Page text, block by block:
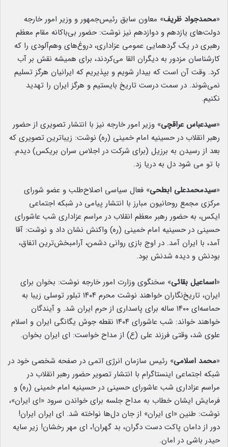
«محمدجواد ظریف» معاون سابق رئیس‌جمهور و وزیر امور خارجه
دولت‌های یازدهم و دوازدهم نیز نوشت: حضور بی‌باکانه مقام معظم
رهبری در یک گردهمایی عمومی عزاداری، دروغ‌های وهم‌آلودی را که
کارشناسان مزدور به دیگران القا می‌کردند، برای همیشه نقش بر آب
کرد. وقت آن است که بیدار شویم و بپذیریم که ایرانیان هرگز تسلیم
نمی‌شوند. در سمت درست تاریخ بایستیم و هرگز ایران را تهدید
نکنیم.
«سیدعباس عراقچی» وزیر امور خارجه نیز با انتشار تصویری از حضور
رهبر انقلاب در حسینیه امام خمینی (ره) نوشت: زیباترین تصویری که
بعد از رسیدن به برزیل (برای شرکت در اجلاس سران بریکس) دیدم.
با تو می شود دل به دریا زد.
«سیدمحمدعلی ابطحی» فعال سیاسی اصلاح‌طلب و عضو شورای
مرکزی مجمع روحانیون مبارز با انتشار پیامی در شبکه اجتماعی
ایکس، به حضور رهبر معظم انقلاب در مراسم عزاداری شب عاشورای
حسینی در حسینیه امام خمینی‌ (ره) واکنش نشان داد و نوشت: آقا
آمد، با ایران آمد. در اوج بازی روانی دشمن، آرامبخش‌ترین اتفاق،
بودنش و دیده شدنش بود.
«اسماعیل بقائی» سخنگوی وزارت امور خارجه نوشت: ‏بخوان برای
ایران، تاریخ‌نگاران خواهند نوشت محرم ۱۴۰۴ تبلور توسلی زیبا به
حماسه‌ای ۱۴۰۰ ساله برای پاسداری از ‎حرم ایران شد. و آیندگان
خواهند خواند: شب عاشورای ۱۴۰۴ نقطه جوش یگانگی ایران و اسلام
علوی شد، وقتی فرزند علی (ع) از مداح خواست: ‎ای ایران بخوان.
«محمد اسلامی» رئیس سازمان انرژی اتمی در صفحه شخصی خود در
شبکه اجتماعی اینستاگرام با انتشار تصویر حضور رهبر انقلاب در
مراسم عزاداری شب عاشورای حسینی در حسینیه امام خمینی (ره) و
فرمایش ایشان خطاب به مداح جلسه برای خواندن سرود «ای ایران»،
نوشت: طنین «ای ایران» از جان دل‌ها نواخته شد. ای ایران ایران!
دور از دامان پاکت دست دگران، بد گهران!، ای مهر رخشان! زیر سایه
حیدر باشی در امان.